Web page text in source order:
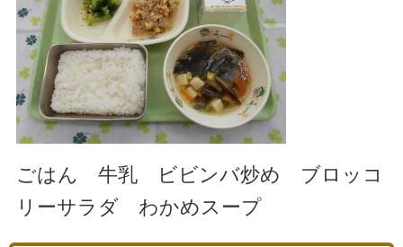
ごはん 牛乳 ビビンバ炒め ブロッコ
リーサラダ わかめスープ